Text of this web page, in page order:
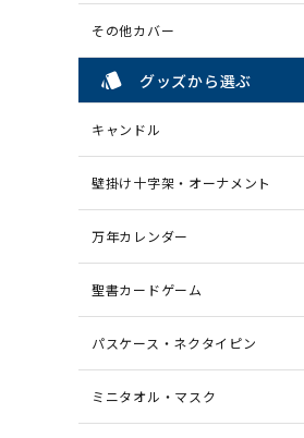
その他カバー
style グッズから選ぶ
キャンドル
壁掛け十字架・オーナメント
万年カレンダー
聖書カードゲーム
パスケース・ネクタイピン
ミニタオル・マスク